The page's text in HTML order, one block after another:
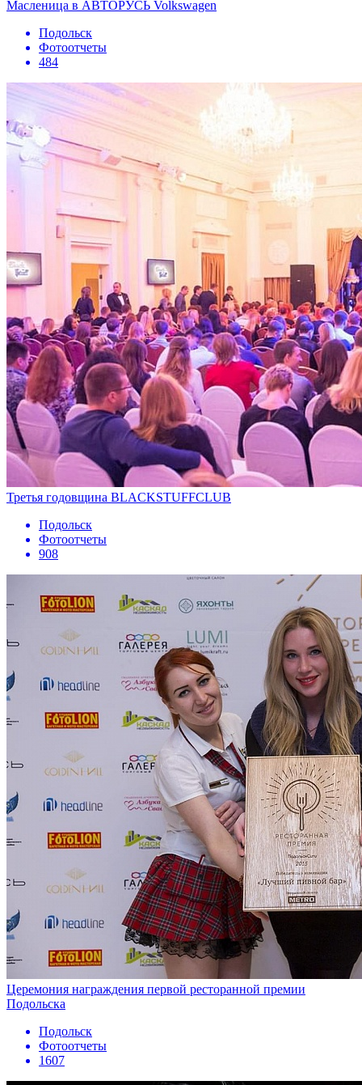
Масленица в АВТОРУСЬ Volkswagen
Подольск
Фотоотчеты
484
Третья годовщина BLACKSTUFFCLUB
Подольск
Фотоотчеты
908
Церемония награждения первой ресторанной премии
Подольска
Подольск
Фотоотчеты
1607